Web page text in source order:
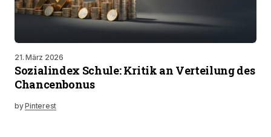
21. März 2026
Sozialindex Schule: Kritik an Verteilung des
Chancenbonus
byPinterest